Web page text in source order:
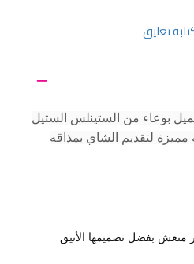
تعليق
بوعاء من الستينلس الستيل
لتقديم الشاي بمذاقه
منعش بفضل تصميمها الأنيق